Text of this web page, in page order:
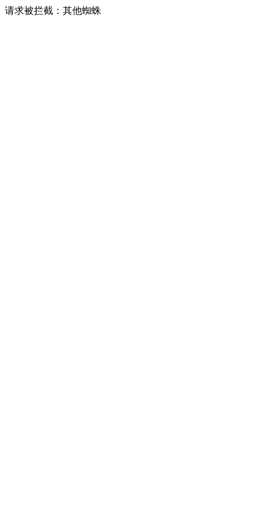
请求被拦截：其他蜘蛛